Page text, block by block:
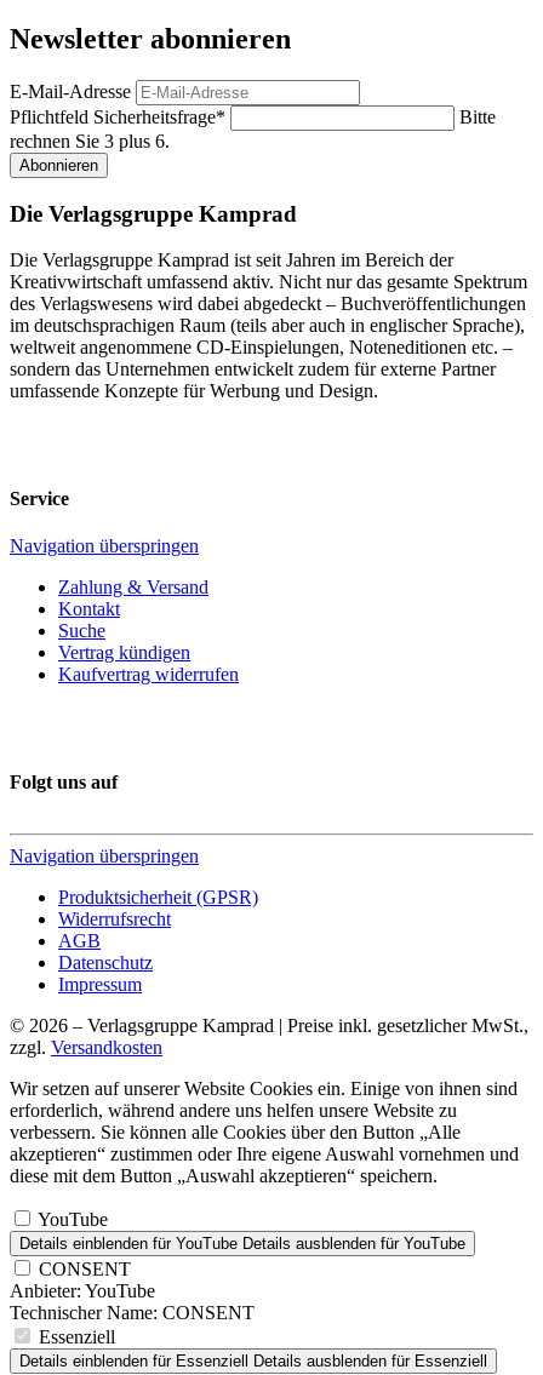
Newsletter abonnieren
E-Mail-Adresse
Pflichtfeld Sicherheitsfrage*
Bitte
rechnen Sie 3 plus 6.
Abonnieren
Die Verlagsgruppe Kamprad
Die Verlagsgruppe Kamprad ist seit Jahren im Bereich der
Kreativwirtschaft umfassend aktiv. Nicht nur das gesamte Spektrum
des Verlagswesens wird dabei abgedeckt – Buchveröffentlichungen
im deutschsprachigen Raum (teils aber auch in englischer Sprache),
weltweit angenommene CD-Einspielungen, Noteneditionen etc. –
sondern das Unternehmen entwickelt zudem für externe Partner
umfassende Konzepte für Werbung und Design.
Service
Navigation überspringen
Zahlung & Versand
Kontakt
Suche
Vertrag kündigen
Kaufvertrag widerrufen
Folgt uns auf
Navigation überspringen
Produktsicherheit (GPSR)
Widerrufsrecht
AGB
Datenschutz
Impressum
© 2026 – Verlagsgruppe Kamprad | Preise inkl. gesetzlicher MwSt.,
zzgl. Versandkosten
Wir setzen auf unserer Website Cookies ein. Einige von ihnen sind
erforderlich, während andere uns helfen unsere Website zu
verbessern. Sie können alle Cookies über den Button „Alle
akzeptieren“ zustimmen oder Ihre eigene Auswahl vornehmen und
diese mit dem Button „Auswahl akzeptieren“ speichern.
YouTube
Details einblenden für YouTube Details ausblenden für YouTube
CONSENT
Anbieter: YouTube
Technischer Name: CONSENT
Essenziell
Details einblenden für Essenziell Details ausblenden für Essenziell